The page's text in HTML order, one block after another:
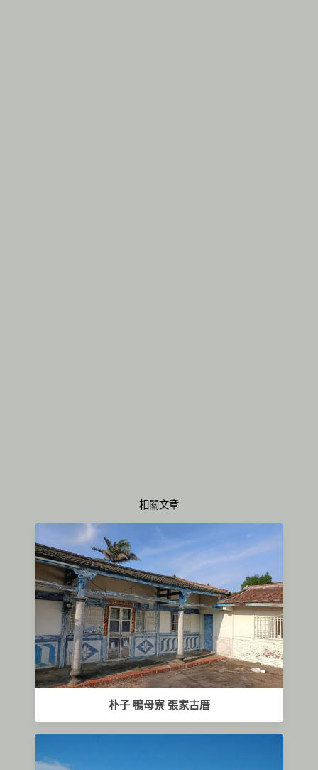
相關文章
朴子 鴨母寮 張家古厝